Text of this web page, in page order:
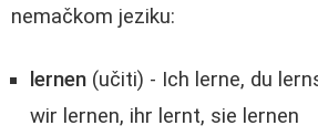
nemačkom jeziku:
lernen (učiti) - Ich lerne, du
wir lernen, ihr lernt, sie lernen